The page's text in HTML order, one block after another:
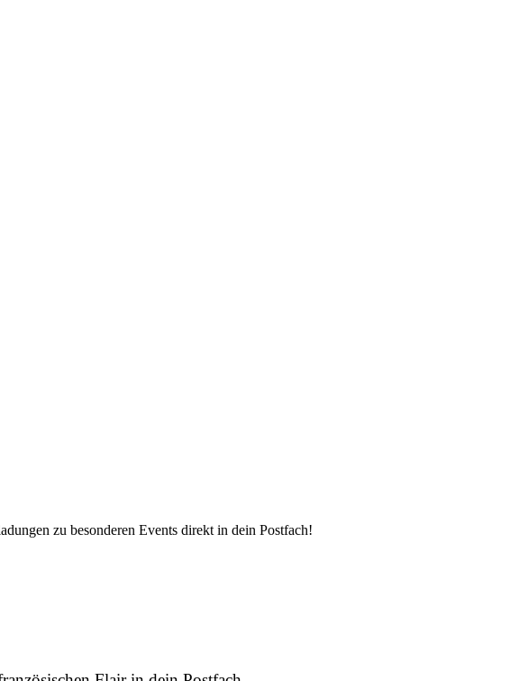
zu besonderen Events direkt in dein Postfach!